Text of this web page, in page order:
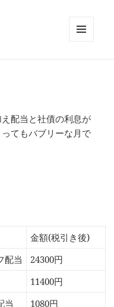
配当と社債の利息が
てもバブリーな月で
金額(税引き後)
配当
24300円
11400円
当
1080円